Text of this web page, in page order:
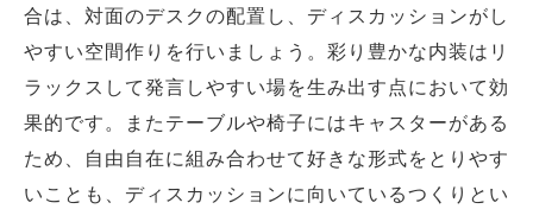
合は、対面のデスクの配置し、ディスカッションがし
やすい空間作りを行いましょう。彩り豊かな内装はリ
ラックスして発言しやすい場を生み出す点において効
果的です。またテーブルや椅子にはキャスターがある
ため、自由自在に組み合わせて好きな形式をとりやす
いことも、ディスカッションに向いているつくりとい